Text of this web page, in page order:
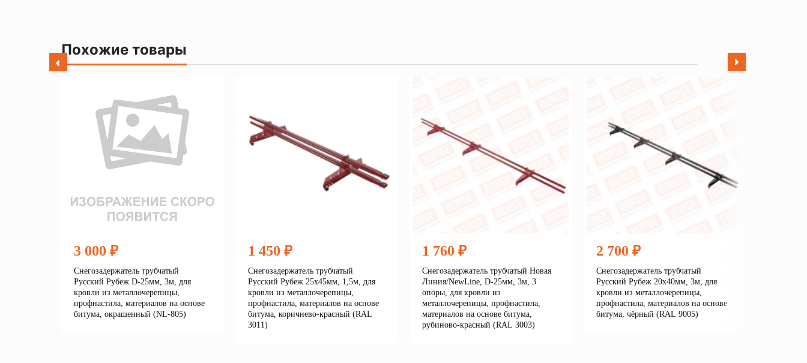
Похожие товары
3 000 ₽
Снегозадержатель трубчатый
Русский Рубеж D-25мм, 3м, для
кровли из металлочерепицы,
профнастила, материалов на основе
битума, окрашенный (NL-805)
1 450 ₽
Снегозадержатель трубчатый
Русский Рубеж 25х45мм, 1,5м, для
кровли из металлочерепицы,
профнастила, материалов на основе
битума, коричнево-красный (RAL
3011)
1 760 ₽
Снегозадержатель трубчатый Новая
Линия/NewLine, D-25мм, 3м, 3
опоры, для кровли из
металлочерепицы, профнастила,
материалов на основе битума,
рубиново-красный (RAL 3003)
2 700 ₽
Снегозадержатель трубчатый
Русский Рубеж 20х40мм, 3м, для
кровли из металлочерепицы,
профнастила, материалов на основе
битума, чёрный (RAL 9005)